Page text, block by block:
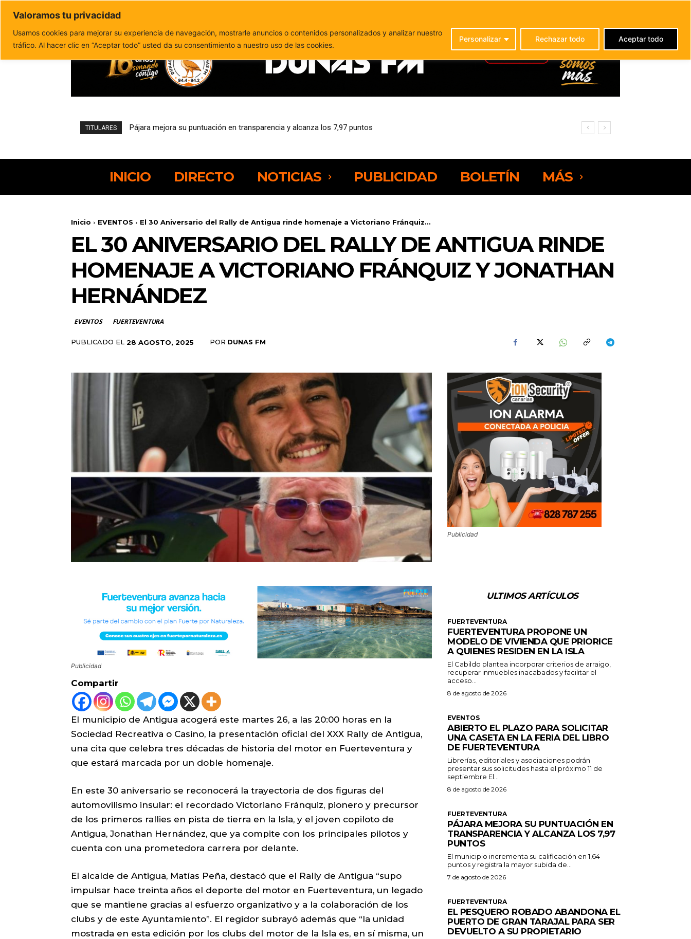
Valoramos tu privacidad
Usamos cookies para mejorar su experiencia de navegación, mostrarle anuncios o contenidos personalizados y analizar nuestro
tráfico. Al hacer clic en “Aceptar todo” usted da su consentimiento a nuestro uso de las cookies.
Personalizar Rechazar todo Aceptar todo
Política de privacidad
TITULARES El pesquero robado abandona el puerto de Gran Tarajal para ser devuelto a su propietario
INICIO DIRECTO NOTICIAS PUBLICIDAD BOLETÍN MÁS
Inicio EVENTOS El 30 Aniversario del Rally de Antigua rinde homenaje a Victoriano Fránquiz...
EL 30 ANIVERSARIO DEL RALLY DE ANTIGUA RINDE
HOMENAJE A VICTORIANO FRÁNQUIZ Y JONATHAN
HERNÁNDEZ
EVENTOS FUERTEVENTURA
PUBLICADO EL 28 AGOSTO, 2025 POR DUNAS FM
Publicidad
Publicidad
Compartir
El municipio de Antigua acogerá este martes 26, a las 20:00 horas en la
Sociedad Recreativa o Casino, la presentación oficial del XXX Rally de Antigua,
una cita que celebra tres décadas de historia del motor en Fuerteventura y
que estará marcada por un doble homenaje.
En este 30 aniversario se reconocerá la trayectoria de dos figuras del
automovilismo insular: el recordado Victoriano Fránquiz, pionero y precursor
de los primeros rallies en pista de tierra en la Isla, y el joven copiloto de
Antigua, Jonathan Hernández, que ya compite con los principales pilotos y
cuenta con una prometedora carrera por delante.
El alcalde de Antigua, Matías Peña, destacó que el Rally de Antigua “supo
impulsar hace treinta años el deporte del motor en Fuerteventura, un legado
que se mantiene gracias al esfuerzo organizativo y a la colaboración de los
clubs y de este Ayuntamiento”. El regidor subrayó además que “la unidad
mostrada en esta edición por los clubs del motor de la Isla es, en sí misma, un
ULTIMOS ARTÍCULOS
FUERTEVENTURA
FUERTEVENTURA PROPONE UN
MODELO DE VIVIENDA QUE PRIORICE
A QUIENES RESIDEN EN LA ISLA
El Cabildo plantea incorporar criterios de arraigo,
recuperar inmuebles inacabados y facilitar el
acceso...
8 de agosto de 2026
EVENTOS
ABIERTO EL PLAZO PARA SOLICITAR
UNA CASETA EN LA FERIA DEL LIBRO
DE FUERTEVENTURA
Librerías, editoriales y asociaciones podrán
presentar sus solicitudes hasta el próximo 11 de
septiembre El...
8 de agosto de 2026
FUERTEVENTURA
PÁJARA MEJORA SU PUNTUACIÓN EN
TRANSPARENCIA Y ALCANZA LOS 7,97
PUNTOS
El municipio incrementa su calificación en 1,64
puntos y registra la mayor subida de...
7 de agosto de 2026
FUERTEVENTURA
EL PESQUERO ROBADO ABANDONA EL
PUERTO DE GRAN TARAJAL PARA SER
DEVUELTO A SU PROPIETARIO